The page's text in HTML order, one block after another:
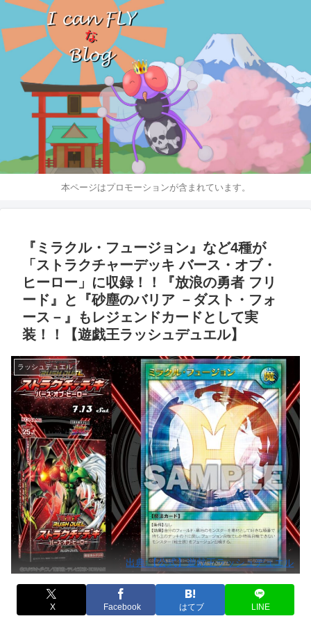
本ページはプロモーションが含まれています。
『ミラクル・フュージョン』など4種が
「ストラクチャーデッキ バース・オブ・
ヒーロー」に収録！！『放浪の勇者 フリ
ード』と『砂塵のバリア －ダスト・フォ
ース－』もレジェンドカードとして実
装！！【遊戯王ラッシュデュエル】
ラッシュデュエル
出典:【公式】遊戯王ラッシュデュエル
X Facebook はてブ LINE